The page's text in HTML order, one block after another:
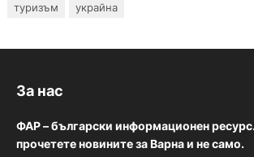
туризъм
украйна
За нас
ФАР – български информационен
прочетете новините за Варна и не само.